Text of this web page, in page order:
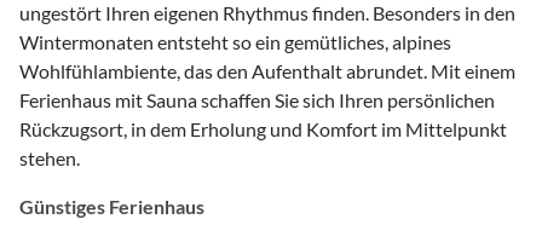
ungestört Ihren eigenen Rhythmus finden. Besonders in den
Wintermonaten entsteht so ein gemütliches, alpines
Wohlfühlambiente, das den Aufenthalt abrundet. Mit einem
Ferienhaus mit Sauna schaffen Sie sich Ihren persönlichen
Rückzugsort, in dem Erholung und Komfort im Mittelpunkt
stehen.
Günstiges Ferienhaus